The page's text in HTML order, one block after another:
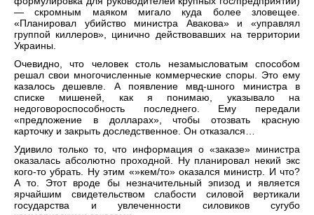
— скромным маяком мигало куда более зловещее.
«Планировал убийство министра Авакова» и «управлял
группой киллеров», цинично действовавших на территории
Украины.
Очевидно, что человек столь незамысловатым способом
решал свои многочисленные коммерческие споры. Это ему
казалось дешевле. А появление мвд-шного министра в
списке мишеней, как я понимаю, указывало на
недоговороспособность последнего. Ему передали
«предложение в долларах», чтобы отозвать красную
карточку и закрыть доследственное. Он отказался…
Удивило только то, что информация о «заказе» министра
оказалась абсолютно проходной. Ну планировал некий экс
кого-то убрать. Ну этим «»кем/то» оказался министр. И что?
А то. Этот вроде бы незначительный эпизод и является
ярчайшим свидетельством слабости силовой вертикали
государства и увлеченности силовиков сугубо